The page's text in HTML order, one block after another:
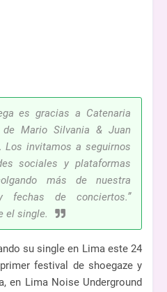
es gracias a Catenaria
Mario Silvania & Juan
Los invitamos a seguirnos
sociales y plataformas
más de nuestra
fechas de conciertos.”
el single.
su single en Lima este 24
festival de shoegaze y
en Lima Noise Underground